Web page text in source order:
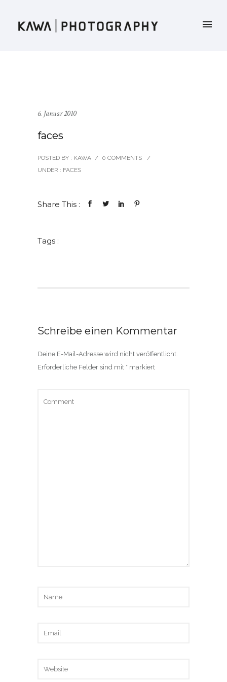
6. Januar 2010
faces
POSTED BY : KAWA / 0 COMMENTS
/
UNDER : FACES
Share This :
Tags :
Schreibe einen Kommentar
Deine E-Mail-Adresse wird nicht veröffentlicht.
Erforderliche Felder sind mit * markiert